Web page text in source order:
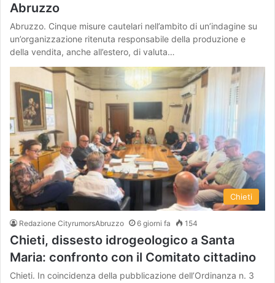
Abruzzo
Abruzzo. Cinque misure cautelari nell’ambito di un’indagine su
un’organizzazione ritenuta responsabile della produzione e
della vendita, anche all’estero, di valuta…
Chieti
Redazione CityrumorsAbruzzo 6 giorni fa 154
Chieti, dissesto idrogeologico a Santa
Maria: confronto con il Comitato cittadino
Chieti. In coincidenza della pubblicazione dell’Ordinanza n. 3